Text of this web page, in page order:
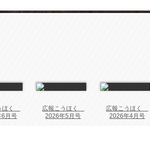
ほく
月号
広報こうほく
2026年5月号
広報こうほく
2026年4月号